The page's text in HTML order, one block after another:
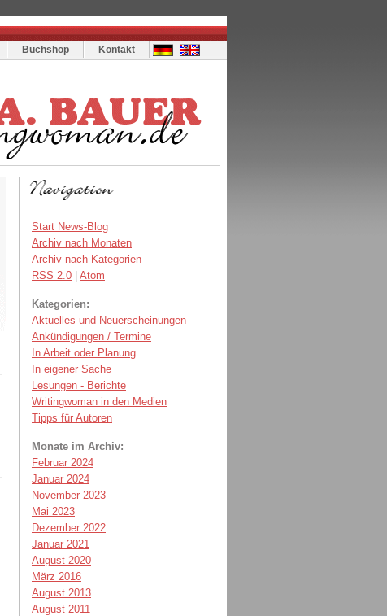
Buchshop Kontakt
Start News-Blog
Archiv nach Monaten
Archiv nach Kategorien
RSS 2.0 | Atom
Kategorien:
Aktuelles und Neuerscheinungen
Ankündigungen / Termine
In Arbeit oder Planung
In eigener Sache
Lesungen - Berichte
Writingwoman in den Medien
Tipps für Autoren
Monate im Archiv:
Februar 2024
Januar 2024
November 2023
Mai 2023
Dezember 2022
Januar 2021
August 2020
März 2016
August 2013
August 2011